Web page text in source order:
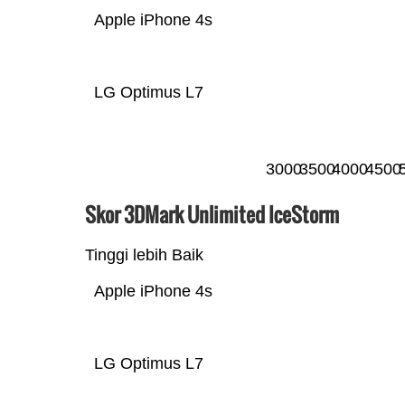
LG Optimus L7
Apple iPhone 4s
3000350040004500
Skor 3DMark Unlimited IceStorm
Tinggi lebih Baik
LG Optimus L7
Apple iPhone 4s